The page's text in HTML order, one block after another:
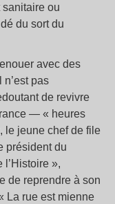
sanitaire ou
du sort du
avec des
pas
de revivre
— « heures
le jeune chef de file
président du
»,
de reprendre à son
La rue est mienne